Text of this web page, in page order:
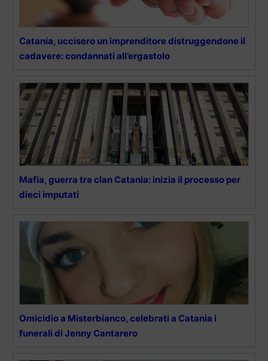
Catania, uccisero un imprenditore distruggendone il
cadavere: condannati all’ergastolo
Mafia, guerra tra clan Catania: inizia il processo per
dieci imputati
Omicidio a Misterbianco, celebrati a Catania i
funerali di Jenny Cantarero